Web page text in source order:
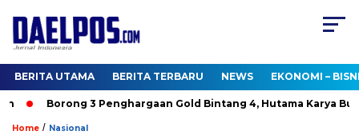
BERITA UTAMA BERITA TERBARU NEWS EKONOMI –
Borong 3 Penghargaan Gold Bintang 4, Hutama Karya
Home / Nasional